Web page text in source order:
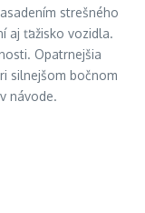
strešného
aj ťažisko vozidla.
Opatrnejšia
silnejšom bočnom
návode.